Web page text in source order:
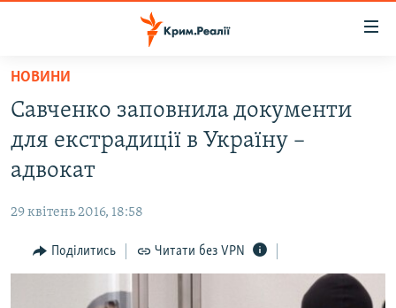
Перейти
основного
матеріалу
до
основної
Перейти
до
ВІДЕО ТА ФОТО
БЛОГИ
ПОГЛЯД
НОВИНИ
Савченко заповнила документи
для екстрадиції в Україну –
адвокат
29 квітень 2016, 18:58
Поділитись Читати без VPN